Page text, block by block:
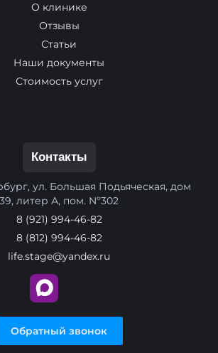
О клинике
Отзывы
Статьи
Наши документы
Стоимость услуг
Контакты
ул. Большая Подьяческая, дом
39, литер А, пом. Nº302
8 (921) 994-46-82
8 (812) 994-46-82
life.stage@yandex.ru
Обратный звонок